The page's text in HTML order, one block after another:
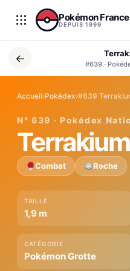
Aller au contenu
Pokémon France
DEPUIS 1999
← #639 ·
Accueil›Pokédex›#639
N° 639 · Pokédex
Terrakium
Combat Roche
TAILLE
1,9 m
CATÉGORIE
Pokémon Grotte